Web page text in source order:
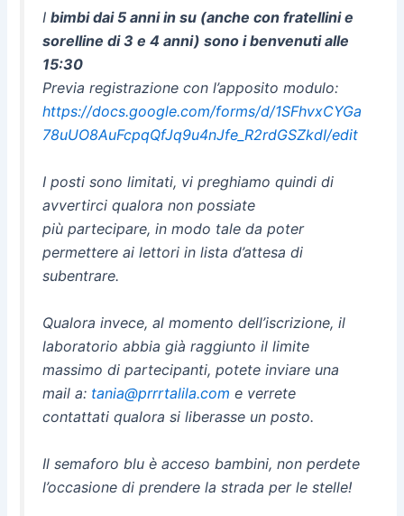
Ibimbi dai 5 anni in su (anche con fratellini e
sorelline di 3 e 4 anni) sono i benvenuti alle
15:30
Previa registrazione con l’apposito modulo:
https://docs.google.com/forms/d/1SFhvxCYGa
78uUO8AuFcpqQfJq9u4nJfe_R2rdGSZkdI/edit
I posti sono limitati, vi preghiamo quindi di
avvertirci qualora non possiate
più partecipare, in modo tale da poter
permettere ai lettori in lista d’attesa di
subentrare.
Qualora invece, al momento dell’iscrizione, il
laboratorio abbia già raggiunto il limite
massimo di partecipanti, potete inviare una
mail a: tania@prrrtalila.com e verrete
contattati qualora si liberasse un posto.
Il semaforo blu è acceso bambini, non perdete
l’occasione di prendere la strada per le stelle!